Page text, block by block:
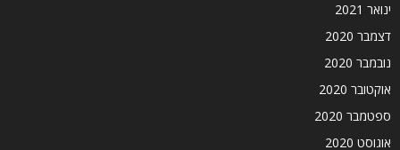
ינואר 2021
דצמבר 2020
נובמבר 2020
אוקטובר 2020
ספטמבר 2020
אוגוסט 2020